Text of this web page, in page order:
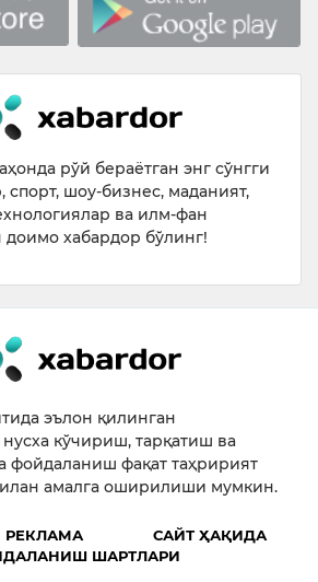
рўй бераётган энг сўнгги
спорт, шоу-бизнес, маданият,
ва илм-фан
хабардор бўлинг!
эълон қилинган
кўчириш, тарқатиш ва
фойдаланиш фақат таҳририят
амалга оширилиши мумкин.
РЕКЛАМА
САЙТ ҲАҚИДА
ШАРТЛАРИ